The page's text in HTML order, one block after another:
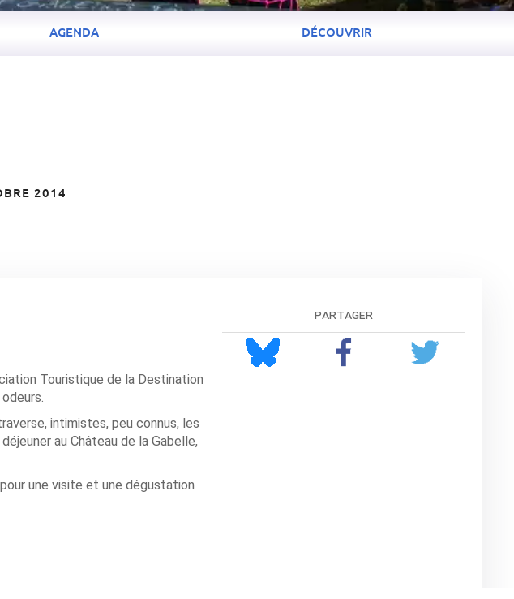
AGENDA DÉCOUVRIR
2014
Touristique de la Destination
intimistes, peu connus, les
au Château de la Gabelle,
une visite et une dégustation
partager